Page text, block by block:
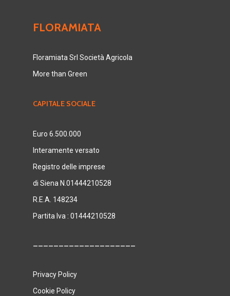
FLORAMIATA
Floramiata Srl Società Agricola
More than Green
CAPITALE SOCIALE
Euro 6.500.000
Interamente versato
Registro delle imprese
di Siena N.01444210528
R.E.A. 148234
Partita Iva : 01444210528
Privacy Policy
Cookie Policy